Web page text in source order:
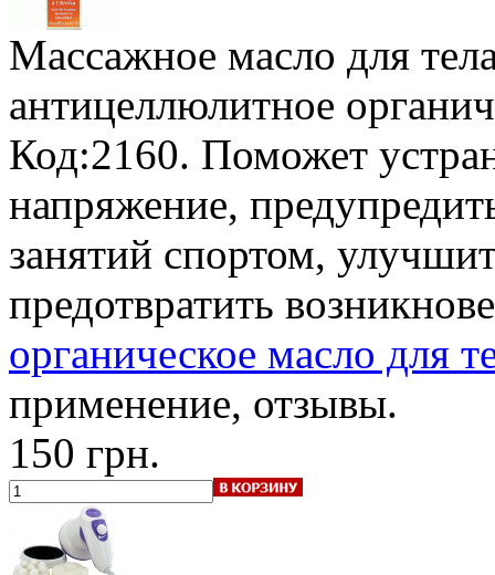
Массажное масло для
антицеллюлитное
Код:2160. Поможет
напряжение,
занятий спортом,
предотвратить
органическое масло для
применение, отзывы.
150 грн.